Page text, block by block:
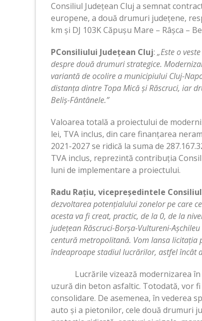
Consiliul Județean Cluj a semnat
europene, a două drumuri județene,
km și DJ 103K Căpușu Mare – Râșca –
PConsiliului Județean Cluj: „Este o
despre două drumuri strategice.
variantă de ocolire a municipiului Cluj-
distanța dintre Topa Mică și Răscruci, iar
Beliș-Fântânele.”
Valoarea totală a proiectului de
lei, TVA inclus, din care finanțarea
2021-2027 se ridică la suma de
TVA inclus, reprezintă contribuția
luni de implementare a proiectului.
Radu Rațiu, vicepreședintele
dezvoltarea potențialului zonelor pe care
acesta va fi creat, practic, de la 0, de la
județean Răscruci-Borșa-Vultureni-
centură metropolitană. Vom lansa
îndeaproape stadiul lucrărilor, astfel încât
Lucrările vizează modernizarea în
uzură din beton asfaltic. Totodată, vor
consolidare. De asemenea, în vederea
auto și a pietonilor, cele două drumuri